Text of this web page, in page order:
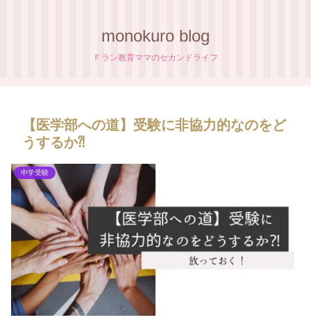
monokuro blog
Ｆラン教育ママのセカンドライフ
【医学部への道】受験に非協力的なのをど
うするか⁈
中学受験